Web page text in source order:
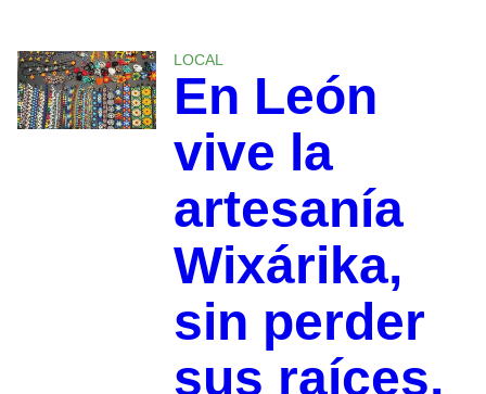
LOCAL
En León
vive la
artesanía
Wixárika,
sin perder
sus raíces,